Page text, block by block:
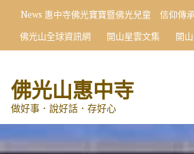
content
News 惠中寺佛光寶寶暨佛光兒童 信仰傳
佛光山全球資訊網
開山星雲文集 開
佛光山惠中寺
做好事．說好話．存好心